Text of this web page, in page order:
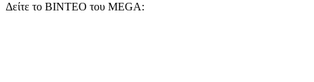
Δείτε το ΒΙΝΤΕΟ του MEGA: